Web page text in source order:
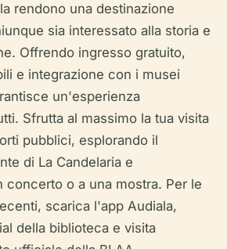
rendono una destinazione
sia interessato alla storia e
Offrendo ingresso gratuito,
e integrazione con i musei
un'esperienza
Sfrutta al massimo la tua visita
pubblici, esplorando il
di La Candelaria e
concerto o a una mostra. Per le
scarica l'app Audiala,
della biblioteca e visita